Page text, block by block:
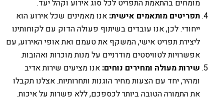
מומחים בהתאמת התפריט לכל סוג אירוע וקהל יעד.
תפריטים מותאמים אישית: אנו מאמינים שכל אירוע הוא
ייחודי. לכן, אנו עובדים בשיתוף פעולה הדוק עם לקוחותינו
ליצירת תפריט אישי, המשקף את טעמם ואת אופי האירוע, עם
אפשרויות לטוויסטים מודרניים על מנות מוכרות ואהובות.
שירות מעולה ומחירים נוחים: אנו מציעים שירות אדיב
ומהיר, יחד עם הצעות מחיר הוגנות ותחרותיות. אצלנו תקבלו
את התמורה הטובה ביותר לכספכם, ללא פשרות על איכות.